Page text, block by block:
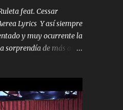
Cuarenta y
arreglan cualquier
cuestión que ordené
HERMANO DE CLAVE
FAMILIA PARA QUE
el DOS de los
inteligente y com...
feat. Cessar
Lyrics Y así siempre
y muy ocurrente la
sorprendía de más a la
ando en lo mío sin